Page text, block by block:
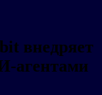
внедряет
агентами